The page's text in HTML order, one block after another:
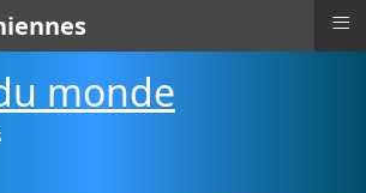
monde
≡